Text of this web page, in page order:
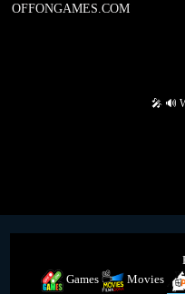
OFFONGAMES.COM
🎤 🔊
Games
Movies